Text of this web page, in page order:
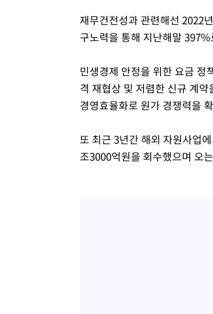
재무건전성과 관련해선 2022
구노력을 통해 지난해말
민생경제 안정을 위한 요금 정
격 재협상 및 저렴한 신규 계
경영효율화로 원가 경쟁력을
또 최근 3년간 해외 자원사업
조3000억원을 회수했으며 오